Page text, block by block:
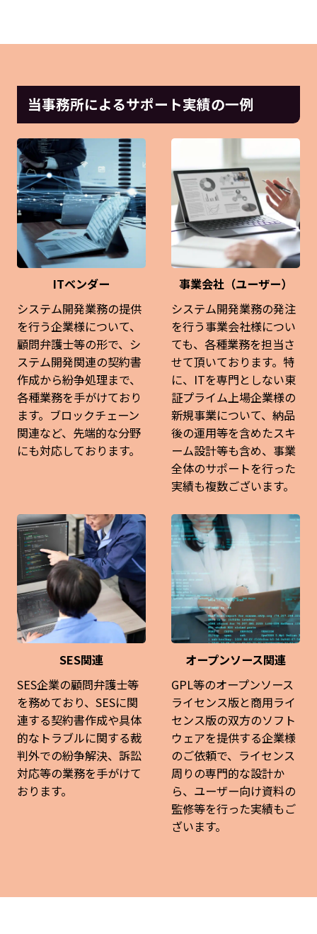
当事務所によるサポート実績の一例
ITベンダー
システム開発業務の提供
を行う企業様について、
顧問弁護士等の形で、シ
ステム開発関連の契約書
作成から紛争処理まで、
各種業務を手がけており
ます。ブロックチェーン
関連など、先端的な分野
にも対応しております。
事業会社（ユーザー）
システム開発業務の発注
を行う事業会社様につい
ても、各種業務を担当さ
せて頂いております。特
に、ITを専門としない東
証プライム上場企業様の
新規事業について、納品
後の運用等を含めたスキ
ーム設計等も含め、事業
全体のサポートを行った
実績も複数ございます。
SES関連
SES企業の顧問弁護士等
を務めており、SESに関
連する契約書作成や具体
的なトラブルに関する裁
判外での紛争解決、訴訟
対応等の業務を手がけて
おります。
オープンソース関連
GPL等のオープンソース
ライセンス版と商用ライ
センス版の双方のソフト
ウェアを提供する企業様
のご依頼で、ライセンス
周りの専門的な設計か
ら、ユーザー向け資料の
監修等を行った実績もご
ざいます。